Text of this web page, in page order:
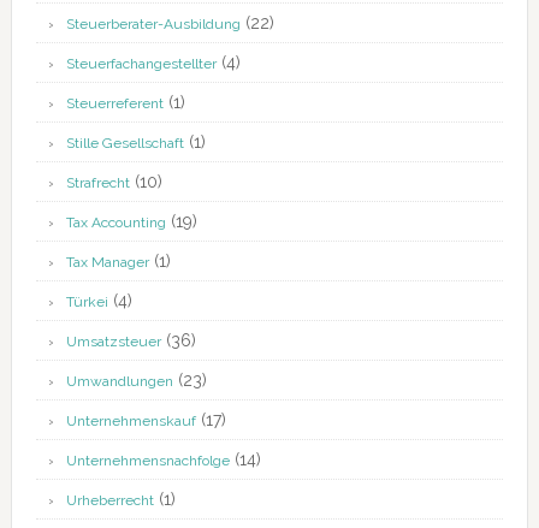
Steuerberater-Ausbildung (22)
Steuerfachangestellter(4)
Steuerreferent(1)
Stille Gesellschaft(1)
Strafrecht(10)
Tax Accounting (19)
Tax Manager(1)
Türkei (4)
Umsatzsteuer(36)
Umwandlungen (23)
Unternehmenskauf(17)
Unternehmensnachfolge(14)
Urheberrecht(1)